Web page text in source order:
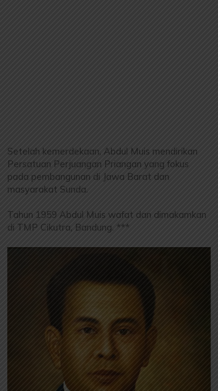
Setelah kemerdekaan, Abdul Muis mendirikan
Persatuan Perjuangan Priangan yang fokus
pada pembangunan di Jawa Barat dan
masyarakat Sunda.
Tahun 1959 Abdul Muis wafat dan dimakamkan
di TMP Cikutra, Bandung. ***